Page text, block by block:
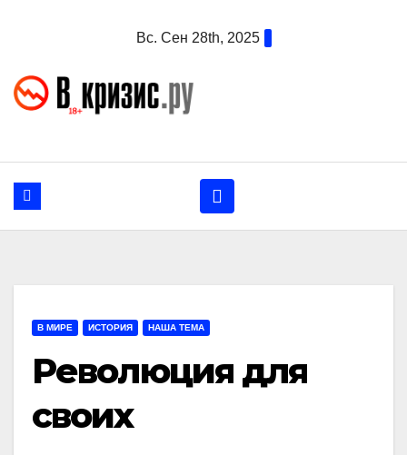
Вс. Сен 28th, 2025
В МИРЕ ИСТОРИЯ НАША ТЕМА
Революция для
своих